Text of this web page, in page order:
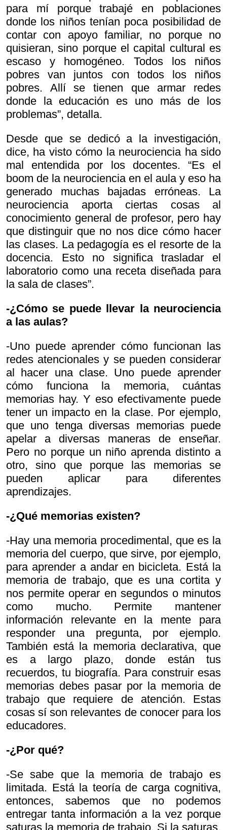
para mí porque trabajé en poblaciones
donde los niños tenían poca posibilidad de
contar con apoyo familiar, no porque no
quisieran, sino porque el capital cultural es
escaso y homogéneo. Todos los niños
pobres van juntos con todos los niños
pobres. Allí se tienen que armar redes
donde la educación es uno más de los
problemas”, detalla.
Desde que se dedicó a la investigación,
dice, ha visto cómo la neurociencia ha sido
mal entendida por los docentes. “Es el
boom de la neurociencia en el aula y eso ha
generado muchas bajadas erróneas. La
neurociencia aporta ciertas cosas al
conocimiento general de profesor, pero hay
que distinguir que no nos dice cómo hacer
las clases. La pedagogía es el resorte de la
docencia. Esto no significa trasladar el
laboratorio como una receta diseñada para
la sala de clases”.
-¿Cómo se puede llevar la neurociencia
a las aulas?
-Uno puede aprender cómo funcionan las
redes atencionales y se pueden considerar
al hacer una clase. Uno puede aprender
cómo funciona la memoria, cuántas
memorias hay. Y eso efectivamente puede
tener un impacto en la clase. Por ejemplo,
que uno tenga diversas memorias puede
apelar a diversas maneras de enseñar.
Pero no porque un niño aprenda distinto a
otro, sino que porque las memorias se
pueden aplicar para diferentes
aprendizajes.
-¿Qué memorias existen?
-Hay una memoria procedimental, que es la
memoria del cuerpo, que sirve, por ejemplo,
para aprender a andar en bicicleta. Está la
memoria de trabajo, que es una cortita y
nos permite operar en segundos o minutos
como mucho. Permite mantener
información relevante en la mente para
responder una pregunta, por ejemplo.
También está la memoria declarativa, que
es a largo plazo, donde están tus
recuerdos, tu biografía. Para construir esas
memorias debes pasar por la memoria de
trabajo que requiere de atención. Estas
cosas sí son relevantes de conocer para los
educadores.
-¿Por qué?
-Se sabe que la memoria de trabajo es
limitada. Está la teoría de carga cognitiva,
entonces, sabemos que no podemos
entregar tanta información a la vez porque
saturas la memoria de trabajo. Si la saturas,